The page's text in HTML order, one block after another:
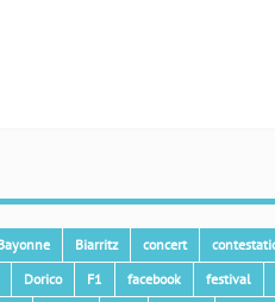
Biarritz concert
Dorico F1 facebook festival